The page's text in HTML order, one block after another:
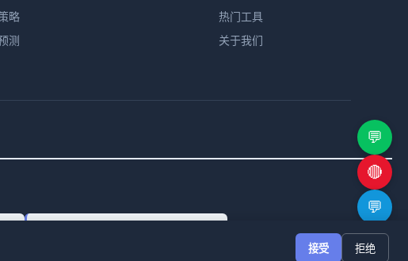
接受 拒绝
💬
🔴
💬
🔗
略
测
热门工具
关于我们